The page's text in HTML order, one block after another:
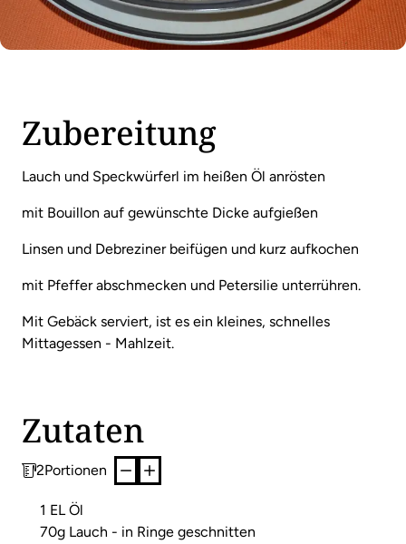
Zubereitung
Lauch und Speckwürferl im heißen Öl anrösten
mit Bouillon auf gewünschte Dicke aufgießen
Linsen und Debreziner beifügen und kurz aufkochen
mit Pfeffer abschmecken und Petersilie unterrühren.
Mit Gebäck serviert, ist es ein kleines, schnelles
Mittagessen - Mahlzeit.
Zutaten
2Portionen
1 EL Öl
70g Lauch - in Ringe geschnitten